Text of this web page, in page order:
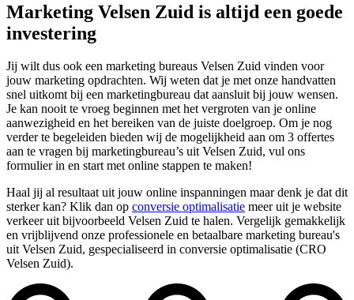
Marketing Velsen Zuid is altijd een goede
investering
Jij wilt dus ook een marketing bureaus Velsen Zuid vinden voor
jouw marketing opdrachten. Wij weten dat je met onze handvatten
snel uitkomt bij een marketingbureau dat aansluit bij jouw wensen.
Je kan nooit te vroeg beginnen met het vergroten van je online
aanwezigheid en het bereiken van de juiste doelgroep. Om je nog
verder te begeleiden bieden wij de mogelijkheid aan om 3 offertes
aan te vragen bij marketingbureau’s uit Velsen Zuid, vul ons
formulier in en start met online stappen te maken!
Haal jij al resultaat uit jouw online inspanningen maar denk je dat dit
sterker kan? Klik dan op conversie optimalisatie meer uit je website
verkeer uit bijvoorbeeld Velsen Zuid te halen. Vergelijk gemakkelijk
en vrijblijvend onze professionele en betaalbare marketing bureau's
uit Velsen Zuid, gespecialiseerd in conversie optimalisatie (CRO
Velsen Zuid).